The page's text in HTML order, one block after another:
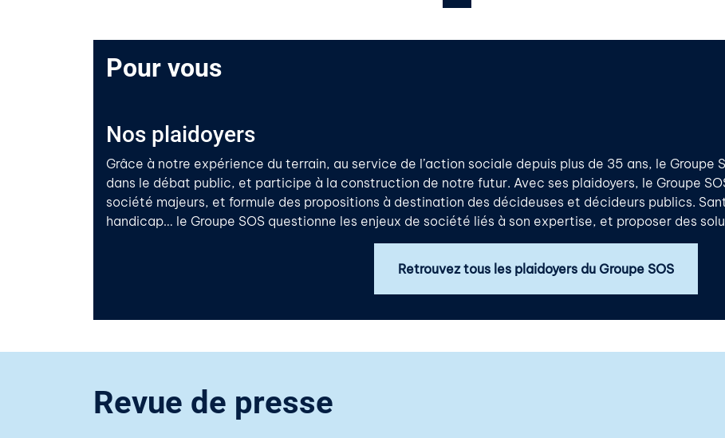
Pour vous
Nos plaidoyers
Grâce à notre expérience du terrain, au service de l’action sociale depuis plus de 35 ans, le Groupe
dans le débat public, et participe à la construction de notre futur. Avec ses plaidoyers, le Groupe
société majeurs, et formule des propositions à destination des décideuses et décideurs publics.
handicap… le Groupe SOS questionne les enjeux de société liés à son expertise, et proposer des
Retrouvez tous les plaidoyers du Groupe SOS
Revue de presse